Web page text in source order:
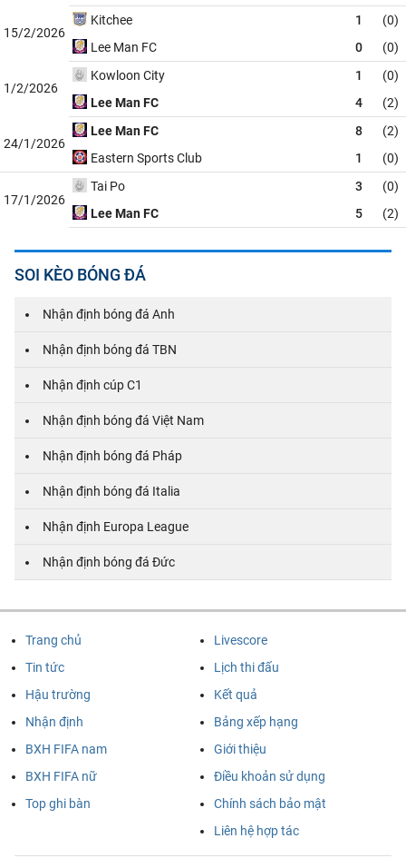
15/2/2026
Kitchee 1
(0)
Lee Man FC
0 (0)
1/2/2026
Kowloon City 1
(0)
Lee Man FC
4 (2)
24/1/2026
Lee Man FC 8
(2)
Eastern Sports Club
1 (0)
17/1/2026
Tai Po 3
(0)
Lee Man FC
5 (2)
SOI KÈO BÓNG ĐÁ
Nhận định bóng đá Anh
Nhận định bóng đá TBN
Nhận định cúp C1
Nhận định bóng đá Việt Nam
Nhận định bóng đá Pháp
Nhận định bóng đá Italia
Nhận định Europa League
Nhận định bóng đá Đức
Trang chủ
Tin tức
Hậu trường
Nhận định
Livescore
Lịch thi đấu
Kết quả
Bảng xếp hạng
BXH FIFA nam
BXH FIFA nữ
Top ghi bàn
Giới thiệu
Điều khoản sử dụng
Chính sách bảo mật
Liên hệ hợp tác